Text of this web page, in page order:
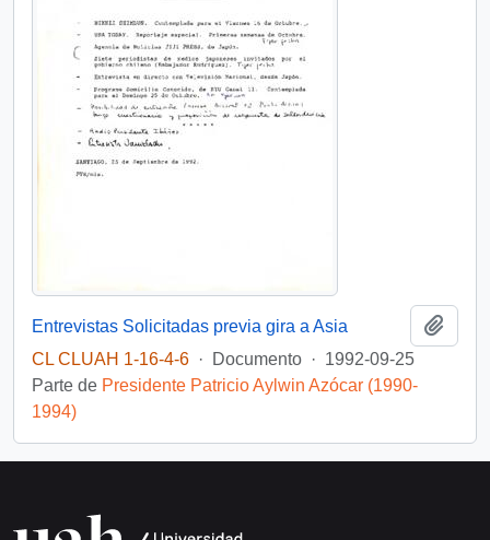
Entrevistas Solicitadas previa gira a Asia
CL CLUAH 1-16-4-6 · Documento · 1992-09-25
Parte de Presidente Patricio Aylwin Azócar (1990-
1994)